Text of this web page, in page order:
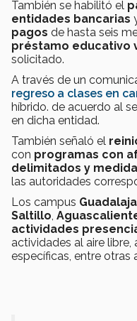
También se habilitó el
entidades bancarias
pagos de hasta seis
préstamo educativo
solicitado.
A través de un
regreso a clases en
híbrido. de acuerdo al
en dicha entidad.
También señaló el
con programas con
delimitados y
las autoridades
Los campus
Saltillo,
actividades
actividades al aire
específicas, entre otras